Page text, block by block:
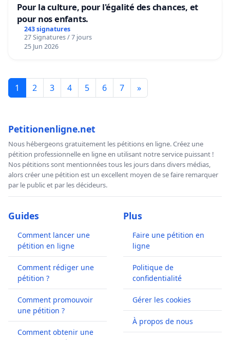
Pour la culture, pour l'égalité des chances, et
pour nos enfants.
243 signatures
27 Signatures / 7 jours
25 Jun 2026
1 2 3 4 5 6 7 »
Petitionenligne.net
Nous hébergeons gratuitement les pétitions en ligne. Créez une
pétition professionnelle en ligne en utilisant notre service puissant !
Nos pétitions sont mentionnées tous les jours dans divers médias,
alors créer une pétition est un excellent moyen de se faire remarquer
par le public et par les décideurs.
Guides
Comment lancer une
pétition en ligne
Comment rédiger une
pétition ?
Comment promouvoir
une pétition ?
Comment obtenir une
Plus
Faire une pétition en
ligne
Politique de
confidentialité
Gérer les cookies
À propos de nous